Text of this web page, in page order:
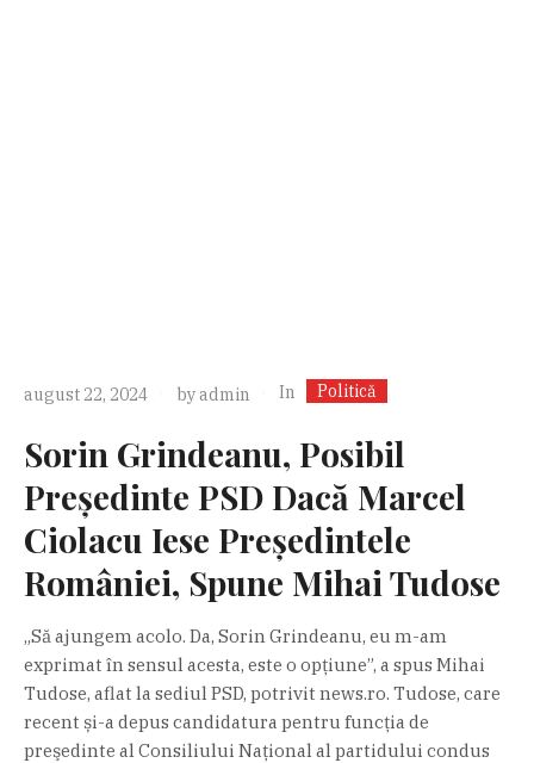
august 22, 2024 byadmin In Politică
Sorin Grindeanu, Posibil
Președinte PSD Dacă Marcel
Ciolacu Iese Președintele
României, Spune Mihai Tudose
„Să ajungem acolo. Da, Sorin Grindeanu, eu m-am
exprimat în sensul acesta, este o opţiune”, a spus Mihai
Tudose, aflat la sediul PSD, potrivit news.ro. Tudose, care
recent și-a depus candidatura pentru funcţia de
preşedinte al Consiliului Naţional al partidului condus